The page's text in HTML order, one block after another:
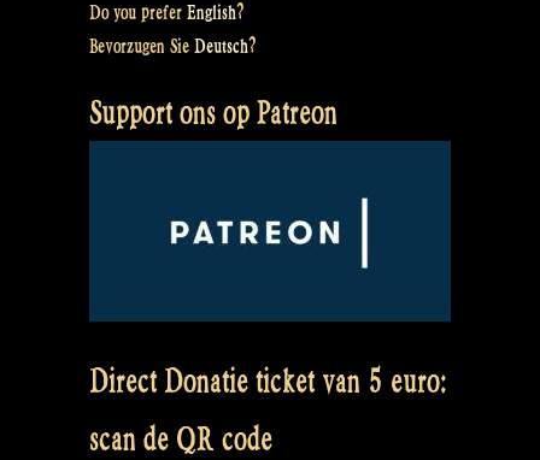
Do you prefer English?
Bevorzugen Sie Deutsch?
Support ons op Patreon
Direct Donatie ticket van 5 euro:
scan de QR code